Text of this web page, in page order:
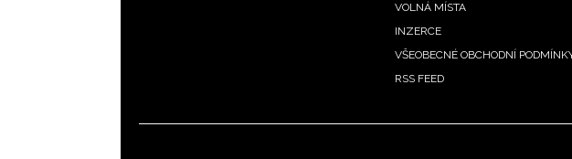
VOLNÁ MÍSTA
INZERCE
VŠEOBECNÉ OBCHODNÍ
RSS FEED